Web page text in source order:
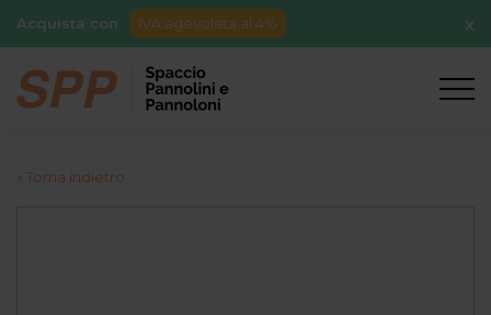
Acquista con IVA agevolata al 4% X
« Torna indietro